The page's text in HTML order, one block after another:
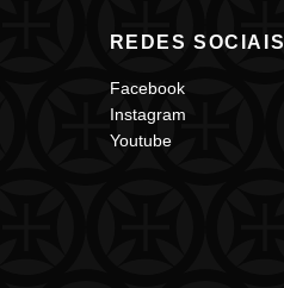
REDES SOCIAIS
Facebook
Instagram
Youtube